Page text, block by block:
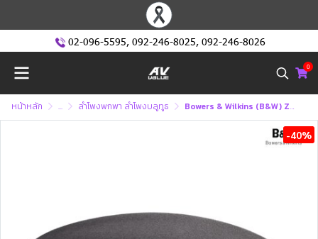
02-096-5595, 092-246-8025, 092-246-8026
0
หน้าหลัก ... ลำโพงพกพา ลำโพงบลูทูธ Bowers & Wilkins (B&W) Zeppelin Bluetooth Speaker ลำโพงบลูทูธ
-40%